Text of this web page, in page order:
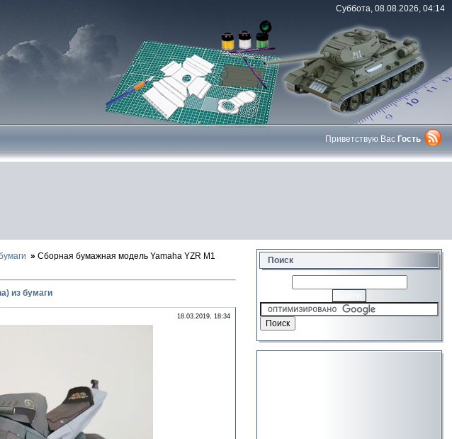
Суббота, 08.08.2026, 04:14
Приветствую Вас Гость
Сборная бумажная модель Yamaha YZR M1
из бумаги
18.03.2019, 18:34
Поиск